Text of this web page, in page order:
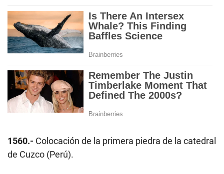
1560.- Colocación de la primera piedra de la catedral
de Cuzco (Perú).